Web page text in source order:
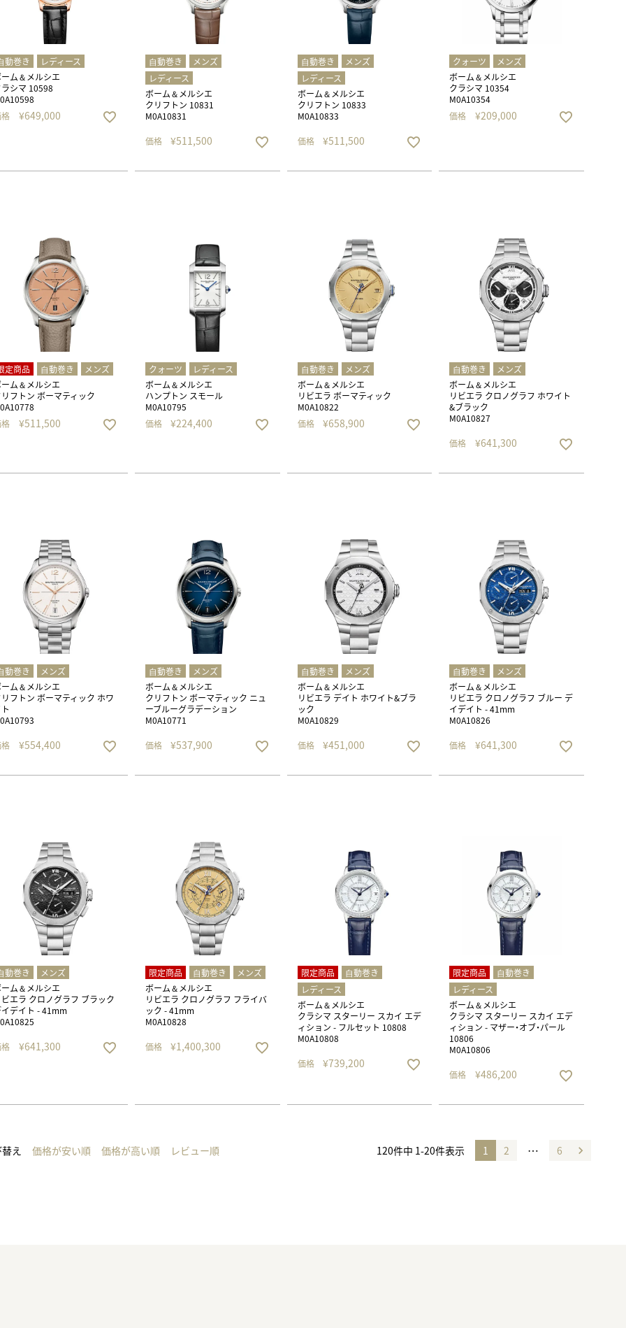
動巻き
レディース
ム＆メルシエ
シマ 10598
¥649,000
⾃動巻き
メンズ
レディース
ボーム＆メルシエ
クリフトン 10831
M0A10831
価格
¥511,500
⾃動巻き
メンズ
レディース
ボーム＆メルシエ
クリフトン 10833
M0A10833
価格
¥511,500
クォーツ
メンズ
ボーム＆メルシエ
クラシマ 10354
M0A10354
価格
¥209,000
定商品 ⾃動巻き
メンズ
ム＆メルシエ
フトン ボーマティック
¥511,500
クォーツ
レディース
ボーム＆メルシエ
ハンプトン スモール
M0A10795
価格
¥224,400
⾃動巻き
メンズ
ボーム＆メルシエ
リビエラ ボーマティック
M0A10822
価格
¥658,900
⾃動巻き
メンズ
ボーム＆メルシエ
リビエラ クロノグラフ ホワイト
&ブラック
M0A10827
価格
¥641,300
動巻き
メンズ
ム＆メルシエ
フトン ボーマティック ホワ
¥554,400
⾃動巻き
メンズ
ボーム＆メルシエ
クリフトン ボーマティック ニュ
ーブルーグラデーション
M0A10771
価格
¥537,900
⾃動巻き
メンズ
ボーム＆メルシエ
リビエラ デイト ホワイト&ブラ
ック
M0A10829
価格
¥451,000
⾃動巻き
メンズ
ボーム＆メルシエ
リビエラ クロノグラフ ブルー デ
イデイト - 41mm
M0A10826
価格
¥641,300
動巻き
メンズ
ム＆メルシエ
エラ クロノグラフ ブラック
デイト - 41mm
¥641,300
限定商品 ⾃動巻き
メンズ
ボーム＆メルシエ
リビエラ クロノグラフ フライバ
ック - 41mm
M0A10828
価格
¥1,400,300
限定商品
⾃動巻き
レディース
ボーム＆メルシエ
クラシマ スターリー スカイ エデ
ィション - フルセット 10808
M0A10808
価格
¥739,200
限定商品
⾃動巻き
レディース
ボーム＆メルシエ
クラシマ スターリー スカイ エデ
ィション - マザー・オブ・パール
10806
M0A10806
価格
¥486,200
え 価格が安い順 価格が高い順 レビュー順 120件中 1-20件表示 1 2 … 6